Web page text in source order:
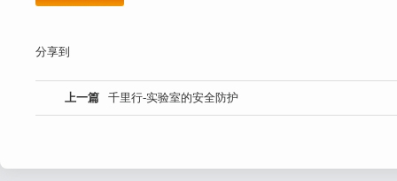
分享到
上一篇 千里行-实验室的安全防护